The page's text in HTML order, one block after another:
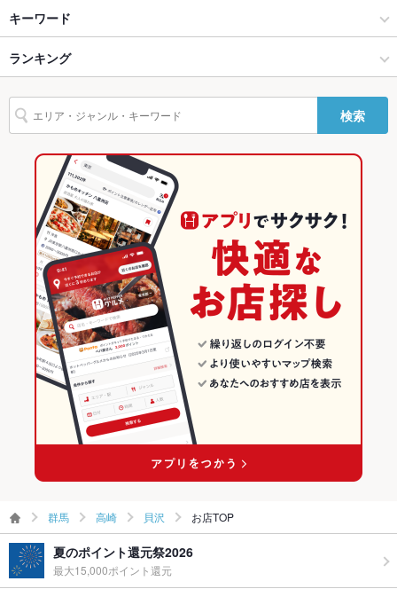
貸切
Wi-Fi 未確認
バリアフリ
ー
なし ：申し訳ございません。バリアフリーではございません。
あり ：15台
その他設備
お気軽に焼肉食堂かっちゃんち 高崎本店までお問い合わせく
ださい。
その他
飲み放題 なし ：申し訳ございません。飲み放題はございません。
食べ放題 あり ：ランチ焼肉食べ放題あります！
お子様連れ お子様連れOK ：歓迎いたします。
ウェディン
お気軽に焼肉食堂かっちゃんち 高崎本店までお問い合わせく
ださい。
お気軽に焼肉食堂かっちゃんち 高崎本店までお問い合わせく
高崎 × 焼肉・ホルモン
高崎 × 焼肉
高崎駅 × 焼肉・ホルモン
高崎駅 × 焼肉
貝沢 × 焼肉・ホルモン
貝沢 × 焼肉
群馬
群馬 × 焼肉・ホルモン
群馬 × 焼肉
倉賀野駅
高崎駅
高崎問屋町駅
キーワード
ウインナー カルビラーメン
ランキング
群馬のグルメランキング
群馬の焼肉・ホルモンランキング
高崎のグルメランキング
高崎の焼肉・ホルモンランキング
貝沢のグルメランキング
検索
群馬 高崎 貝沢 お店TOP
夏のポイント還元祭2026
最大15,000ポイント還元